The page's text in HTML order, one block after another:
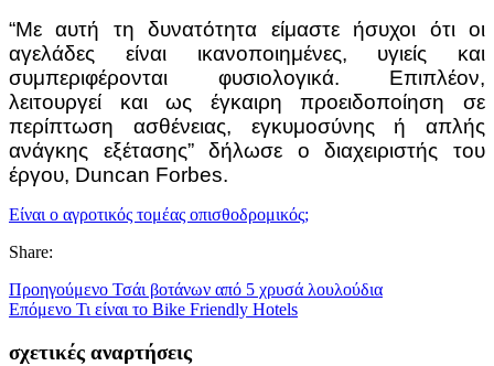
“Με αυτή τη δυνατότητα είμαστε ήσυχοι ότι οι
αγελάδες είναι ικανοποιημένες, υγιείς και
συμπεριφέρονται φυσιολογικά. Επιπλέον,
λειτουργεί και ως έγκαιρη προειδοποίηση σε
περίπτωση ασθένειας, εγκυμοσύνης ή απλής
ανάγκης εξέτασης” δήλωσε ο διαχειριστής του
έργου, Duncan Forbes.
Είναι ο αγροτικός τομέας οπισθοδρομικός;
Share:
Προηγούμενο Τσάι βοτάνων από 5 χρυσά λουλούδια
Επόμενο Τι είναι το Bike Friendly Hotels
σχετικές αναρτήσεις